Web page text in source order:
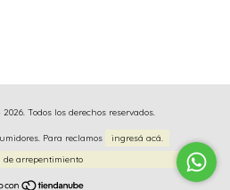
Todos los derechos reservados.
Para reclamos
ingresá acá.
de arrepentimiento